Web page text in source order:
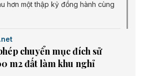
hơn một thập kỷ đồng hành cùng
chuyển mục đích sử
m2 đất làm khu nghỉ